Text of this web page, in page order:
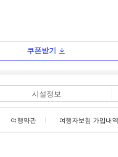
쿠폰받기
시설정보
여행약관 여행자보험 가입내역